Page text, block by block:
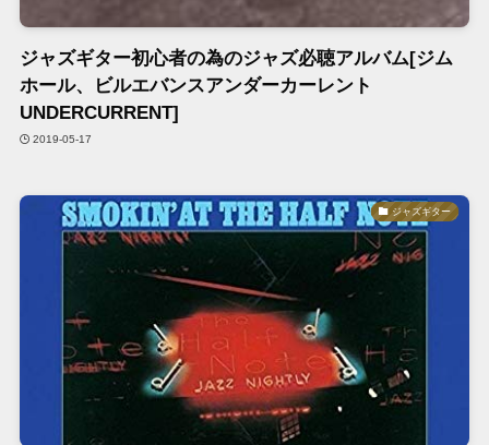
ジャズギター初心者の為のジャズ必聴アルバム[ジム
ホール、ビルエバンスアンダーカーレント
UNDERCURRENT]
2019-05-17
ジャズギター